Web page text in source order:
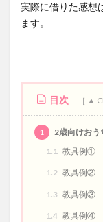
実際に借りた感想
ます。
目次
1
2歳向けおう
1.1 教具例①
1.2 教具例②
1.3 教具例③
1.4 教具例④